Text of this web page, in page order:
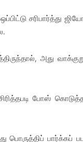
சரிபார்த்து
அது
போஸ்
பொருத்திப் பார்க்கப்